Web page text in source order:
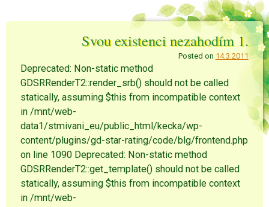
Svou existenci nezahodím 1.
Posted on 14.3.2011
Deprecated: Non-static method
GDSRRenderT2::render_srb() should not be called
statically, assuming $this from incompatible context
in /mnt/web-
data1/stmivani_eu/public_html/kecka/wp-
content/plugins/gd-star-rating/code/blg/frontend.php
on line 1090 Deprecated: Non-static method
GDSRRenderT2::get_template() should not be called
statically, assuming $this from incompatible context
in /mnt/web-